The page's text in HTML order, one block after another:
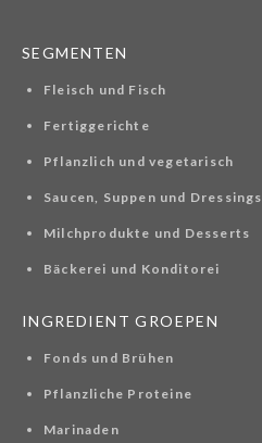
SEGMENTEN
Fleisch und Fisch
Fertiggerichte
Pflanzlich und vegetarisch
Saucen, Suppen und Dressings
Milchprodukte und Desserts
Bäckerei und Konditorei
INGREDIENT GROEPEN
Fonds und Brühen
Pflanzliche Proteine
Marinaden